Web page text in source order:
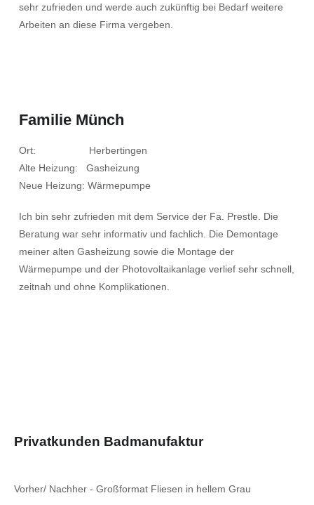
sehr zufrieden und werde auch zukünftig bei Bedarf weitere
Arbeiten an diese Firma vergeben.
Familie Münch
Ort: Herbertingen
Alte Heizung: Gasheizung
Neue Heizung: Wärmepumpe
Ich bin sehr zufrieden mit dem Service der Fa. Prestle. Die
Beratung war sehr informativ und fachlich. Die Demontage
meiner alten Gasheizung sowie die Montage der
Wärmepumpe und der Photovoltaikanlage verlief sehr schnell,
zeitnah und ohne Komplikationen.
Privatkunden Badmanufaktur
Vorher/ Nachher - Großformat Fliesen in hellem Grau